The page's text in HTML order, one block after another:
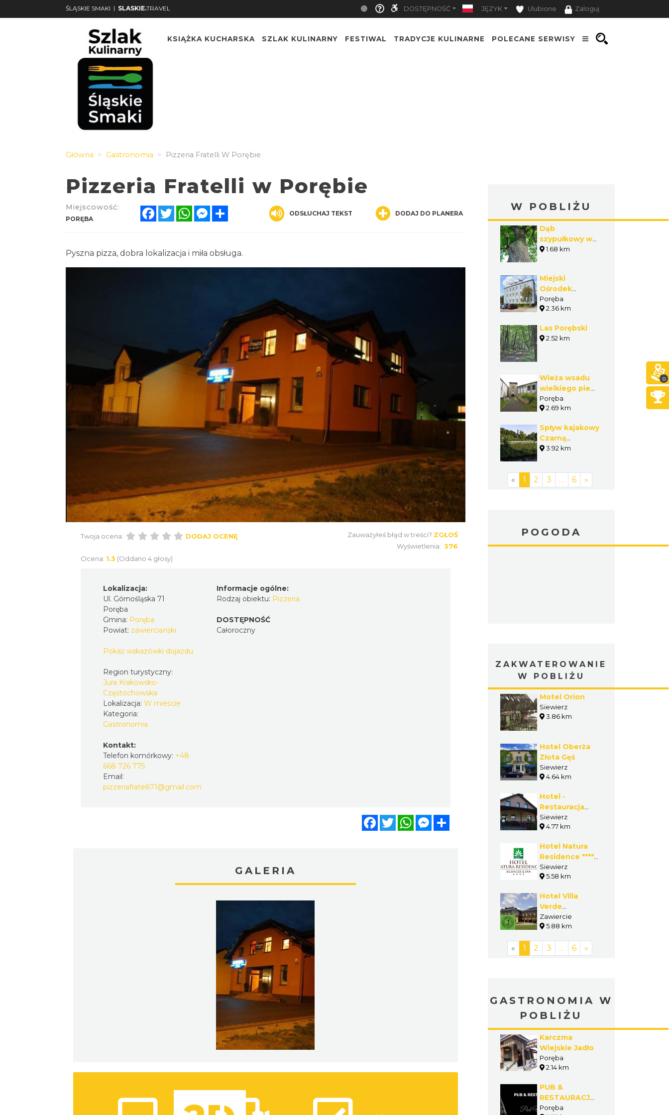
ŚLĄSKIE SMAKI | SLASKIE.TRAVEL DOSTĘPNOŚĆ JĘZYK Ulubione Zaloguj
KSIĄŻKA KUCHARSKA SZLAK KULINARNY FESTIWAL TRADYCJE KULINARNE POLECANE SERWISY
Główna Gastronomia Pizzeria Fratelli W Porębie
Pizzeria Fratelli w Porębie
Miejscowość:
PORĘBA
FacebookTwitterWhatsAppMessenger ODSŁUCHAJ TEKST DODAJ DO PLANERA
Pyszna pizza, dobra lokalizacja i miła obsługa.
Twoja ocena: DODAJ OCENĘ
Ocena: 1.3 (Oddano 4 głosy)
Zauważyłeś błąd w treści? ZGŁOŚ
Wyświetlenia: 376
Lokalizacja:
Ul. Górnośląska 71
Poręba
Gmina: Poręba
Powiat: zawierciański
Pokaż wskazówki dojazdu
Region turystyczny:
Jura Krakowsko-
Częstochowska
Lokalizacja: W mieście
Kategoria:
Gastronomia
Kontakt:
Telefon komórkowy: +48
668 726 775
Email:
pizzeriafratelli71@gmail.com
Informacje ogólne:
Rodzaj obiektu: Pizzeria
DOSTĘPNOŚĆ
Całoroczny
FacebookTwitterWhatsAppMessenger
GALERIA
W POBLIŻU
Dąb
szypułkowy w
Porębie
1.68 km
Miejski
Ośrodek
Kultury w
Porębie
Poręba
2.36 km
Las Porębski
2.52 km
Wieża wsadu
wielkiego pieca
w Porębie
Poręba
2.69 km
Spływ kajakowy
Czarną
Przemszą
3.92 km
« 1 2 3 … 6 »
POGODA
ZAKWATEROWANIE
W POBLIŻU
Motel Orion
Siewierz
3.86 km
Hotel Oberża
Złota Gęś
Siewierz
4.64 km
Hotel -
Restauracja
Albatros
Siewierz
4.77 km
Hotel Natura
Residence ****
Business & SPA
Siewierz
5.58 km
Hotel Villa
Verde
Congress &
SPA****
Zawiercie
5.88 km
« 1 2 3 … 6 »
GASTRONOMIA W
POBLIŻU
Karczma
Wiejskie Jadło
Poręba
2.14 km
PUB &
RESTAURACJA
Pod Wieżą
Poręba
0